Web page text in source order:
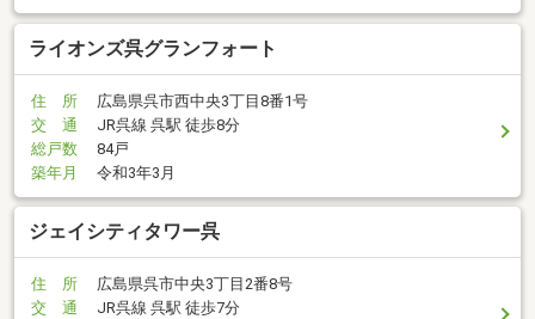
ライオンズ呉グランフォート
住 所
広島県呉市西中央3丁目8番1号
交 通
JR呉線 呉駅 徒歩8分
総戸数
84戸
築年月
令和3年3月
ジェイシティタワー呉
住 所
広島県呉市中央3丁目2番8号
交 通
JR呉線 呉駅 徒歩7分